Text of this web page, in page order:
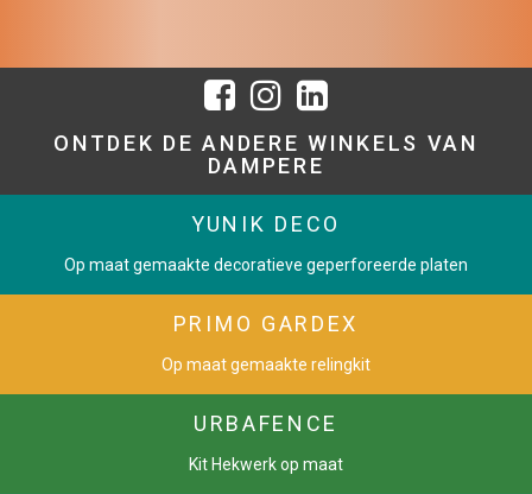
ONTDEK DE ANDERE WINKELS VAN
DAMPERE
YUNIK DECO
Op maat gemaakte decoratieve geperforeerde platen
PRIMO GARDEX
Op maat gemaakte relingkit
URBAFENCE
Kit Hekwerk op maat